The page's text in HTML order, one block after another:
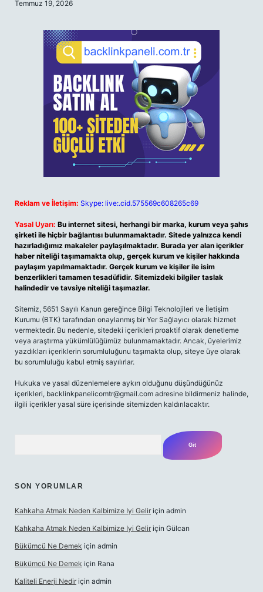
Temmuz 19, 2026
Reklam ve İletişim: Skype: live:.cid.575569c608265c69
Yasal Uyarı: Bu internet sitesi, herhangi bir marka, kurum veya şahıs
şirketi ile hiçbir bağlantısı bulunmamaktadır. Sitede yalnızca kendi
hazırladığımız makaleler paylaşılmaktadır. Burada yer alan içerikler
haber niteliği taşımamakta olup, gerçek kurum ve kişiler hakkında
paylaşım yapılmamaktadır. Gerçek kurum ve kişiler ile isim
benzerlikleri tamamen tesadüfidir. Sitemizdeki bilgiler taslak
halindedir ve tavsiye niteliği taşımazlar.
Sitemiz, 5651 Sayılı Kanun gereğince Bilgi Teknolojileri ve İletişim
Kurumu (BTK) tarafından onaylanmış bir Yer Sağlayıcı olarak hizmet
vermektedir. Bu nedenle, sitedeki içerikleri proaktif olarak denetleme
veya araştırma yükümlülüğümüz bulunmamaktadır. Ancak, üyelerimiz
yazdıkları içeriklerin sorumluluğunu taşımakta olup, siteye üye olarak
bu sorumluluğu kabul etmiş sayılırlar.
Hukuka ve yasal düzenlemelere aykırı olduğunu düşündüğünüz
içerikleri, backlinkpanelicomtr@gmail.com adresine bildirmeniz halinde,
ilgili içerikler yasal süre içerisinde sitemizden kaldırılacaktır.
SON YORUMLAR
Kahkaha Atmak Neden Kalbimize Iyi Gelir için admin
Kahkaha Atmak Neden Kalbimize Iyi Gelir için Gülcan
Bükümcü Ne Demek için admin
Bükümcü Ne Demek için Rana
Kaliteli Enerji Nedir için admin